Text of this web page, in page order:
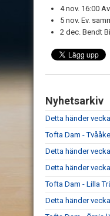
4 nov. 16:00
5 nov. Ev.
2 dec. Bendt
Nyhetsarkiv
Detta händer
Tofta Dam -
Detta händer
Detta händer
Tofta Dam - Lilla
Detta händer